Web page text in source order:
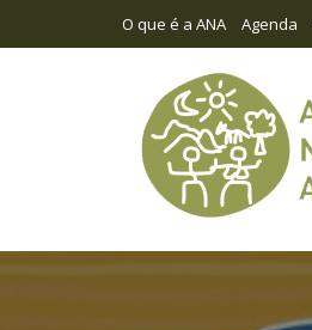
O que é a ANA Agenda